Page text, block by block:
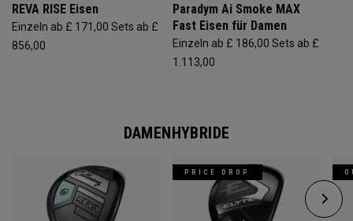
REVA RISE Eisen
Einzeln ab £ 171,00 Sets ab £
856,00
Paradym Ai Smoke MAX
Fast Eisen für Damen
Einzeln ab £ 186,00 Sets ab £
1.113,00
DAMENHYBRIDE
PRICE DROP